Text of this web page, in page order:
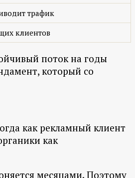
трафик
клиентов
поток на годы
который со
как рекламный клиент
как
месяцами. Поэтому